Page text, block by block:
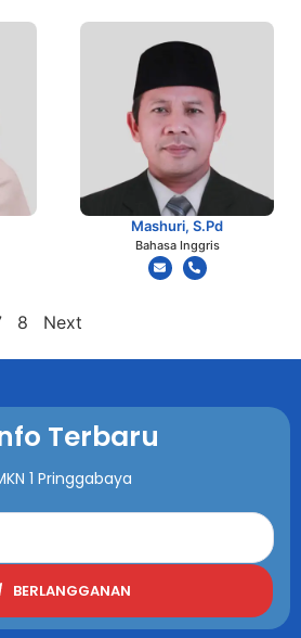
Mashuri, S.Pd
Bahasa Inggris
8 Next
Terbaru
1 Pringgabaya
BERLANGGANAN